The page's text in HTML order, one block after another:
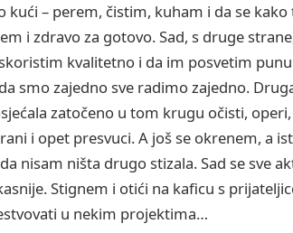
kući – perem, čistim, kuham i da se
i zdravo za gotovo. Sad, s druge
kvalitetno i da im posvetim
smo zajedno sve radimo zajedno.
zatočeno u tom krugu očisti,
i opet presvuci. A još se okrenem, a
nisam ništa drugo stizala. Sad se sve
Stignem i otići na kaficu s
u nekim projektima…